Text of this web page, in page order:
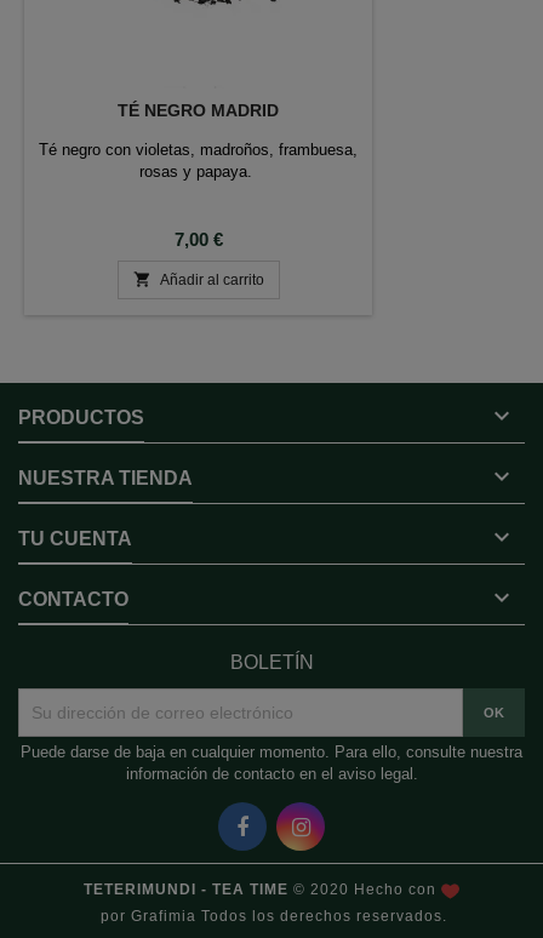
TÉ NEGRO MADRID
Té negro con violetas, madroños, frambuesa,
rosas y papaya.
Precio
7,00 €
 Añadir al carrito
PRODUCTOS 
NUESTRA TIENDA 
TU CUENTA 
CONTACTO 
BOLETÍN
Puede darse de baja en cualquier momento. Para ello, consulte nuestra
información de contacto en el aviso legal.
TETERIMUNDI - TEA TIME © 2020 Hecho con
por Grafimia Todos los derechos reservados.